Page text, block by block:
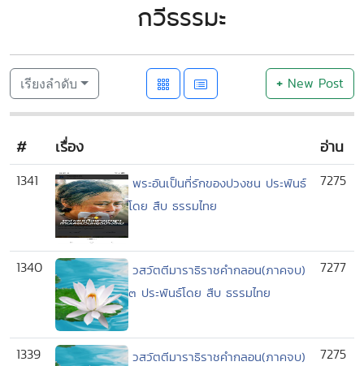
กวีธรรมะ
เรียงลำดับ +New Post
# เรื่อง อ่าน
1341
พระอันเป็นที่รักของปวงชน ประพันธ์
โดย สืบ ธรรมไทย
7275
1340
วสวัตตีมาราธิราชคำกลอน(ภาคจบ)
๓ ประพันธ์โดย สืบ ธรรมไทย
7277
1339
วสวัตตีมาราธิราชคำกลอน(ภาคจบ)
7275